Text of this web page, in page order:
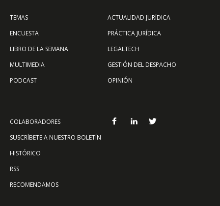
TEMAS
ENCUESTA
LIBRO DE LA SEMANA
MULTIMEDIA
PODCAST
ACTUALIDAD JURÍDICA
PRÁCTICA JURÍDICA
LEGALTECH
GESTIÓN DEL DESPACHO
OPINIÓN
COLABORADORES
SUSCRÍBETE A NUESTRO BOLETÍN
HISTÓRICO
RSS
RECOMENDAMOS